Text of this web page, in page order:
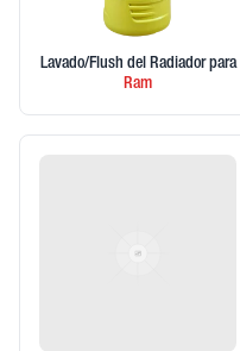
Lavado/Flush del Radiador para
Ram